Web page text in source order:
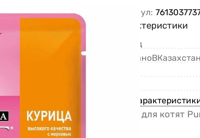
Артикул:
Характеристики
Бренд
Все
Корм для котят